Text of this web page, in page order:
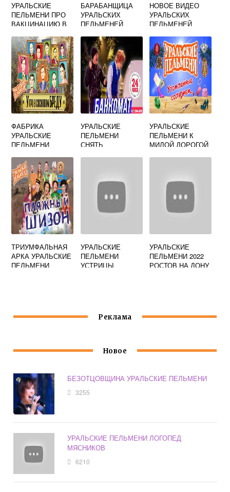
УРАЛЬСКИЕ
ПЕЛЬМЕНИ ПРО
ВАКЦИНАЦИЮ В
БАРАБАНЩИЦА
УРАЛЬСКИХ
ПЕЛЬМЕНЕЙ
НОВОЕ ВИДЕО
УРАЛЬСКИХ
ПЕЛЬМЕНЕЙ
ИНТЕРНЕТ
ФАБРИКА
УРАЛЬСКИЕ
ПЕЛЬМЕНИ
ВАКАНСИИ
УРАЛЬСКИЕ
ПЕЛЬМЕНИ
СНЯТЬ
УРАЛЬСКИЕ
ПЕЛЬМЕНИ К
МИЛОЙ ДОРОГОЙ
ТРИУМФАЛЬНАЯ
АРКА УРАЛЬСКИЕ
ПЕЛЬМЕНИ
УРАЛЬСКИЕ
ПЕЛЬМЕНИ
УСТРИЦЫ
УРАЛЬСКИЕ
ПЕЛЬМЕНИ 2022
РОСТОВ НА ДОНУ
Реклама
Новое
БЕЗОТЦОВЩИНА УРАЛЬСКИЕ ПЕЛЬМЕНИ
3255
УРАЛЬСКИЕ ПЕЛЬМЕНИ ЛОГОПЕД
МЯСНИКОВ
6210